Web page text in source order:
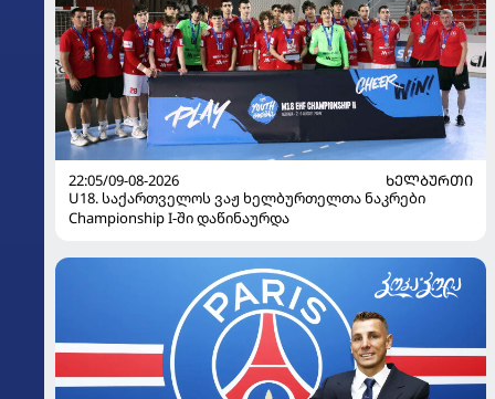
22:05/09-08-2026
ᲮᲔᲚᲑᲣᲠᲗᲘ
U18. საქართველოს ვაჟ ხელბურთელთა ნაკრები
Championship I-ში დაწინაურდა